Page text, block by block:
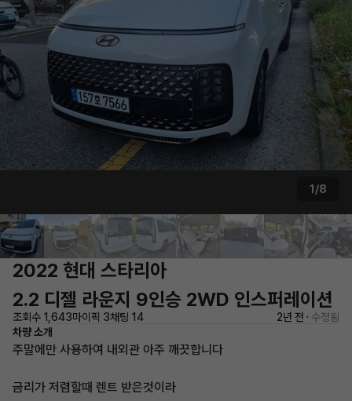
1/8
2022 현대 스타리아
2.2 디젤 라운지 9인승 2WD 인스퍼레이션
조회수 1,643마이픽 3채팅 14 2년 전 · 수정됨
차량 소개
주말에만 사용하여 내외관 아주 깨끗합니다
금리가 저렴할때 렌트 받은것이라